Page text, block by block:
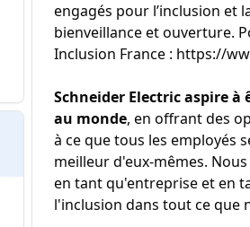
engagés pour l’inclusion et
bienveillance et ouverture.
Inclusion France : https://
Schneider Electric aspire
au monde, en offrant des
à ce que tous les employés
meilleur d'eux-mêmes.
en tant qu'entreprise et en
l'inclusion dans tout ce que